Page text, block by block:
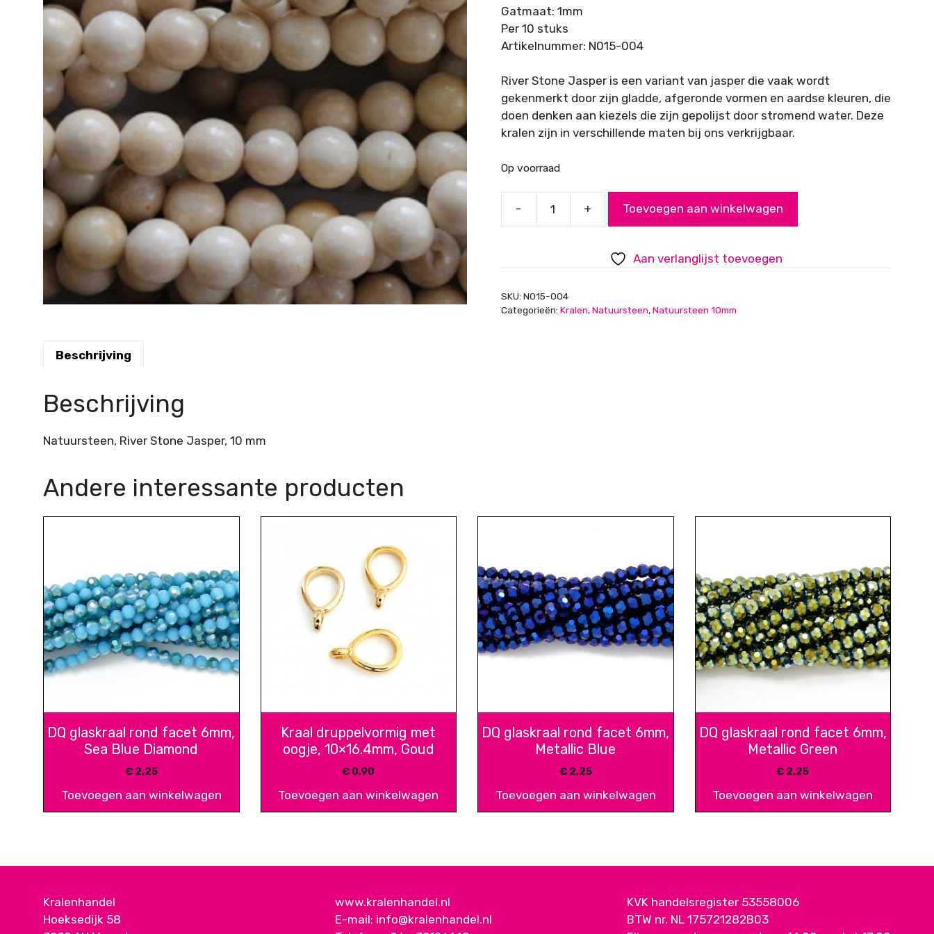
Gatmaat: 1mm
Per 10 stuks
Artikelnummer: N015-004
River Stone Jasper is een variant van jasper die vaak wordt
gekenmerkt door zijn gladde, afgeronde vormen en aardse kleuren, die
doen denken aan kiezels die zijn gepolijst door stromend water. Deze
kralen zijn in verschillende maten bij ons verkrijgbaar.
Op voorraad
-
10
aantal
+ Toevoegen aan winkelwagen
Aan verlanglijst toevoegen
SKU: N015-004
Categorieën: Kralen,Natuursteen,Natuursteen 10mm
Beschrijving
Beschrijving
Natuursteen, River Stone Jasper, 10 mm
Andere interessante producten
DQ glaskraal rond facet 6mm,
Sea Blue Diamond
€2,25
Toevoegen aan winkelwagen
Kraal druppelvormig met
oogje, 10×16.4mm, Goud
€ 0,90
Toevoegen aan winkelwagen
DQ glaskraal rond facet 6mm,
Metallic Blue
€2,25
Toevoegen aan winkelwagen
DQ glaskraal rond facet 6mm,
Metallic Green
€ 2,25
Toevoegen aan winkelwagen
Kralenhandel
Hoeksedijk 58
www.kralenhandel.nl
E-mail: info@kralenhandel.nl
KVK handelsregister 53558006
BTW nr. NL 175721282B03